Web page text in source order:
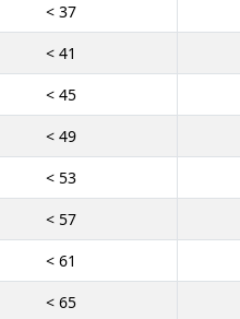
< 37
< 41
< 45
< 49
< 53
< 57
< 61
< 65